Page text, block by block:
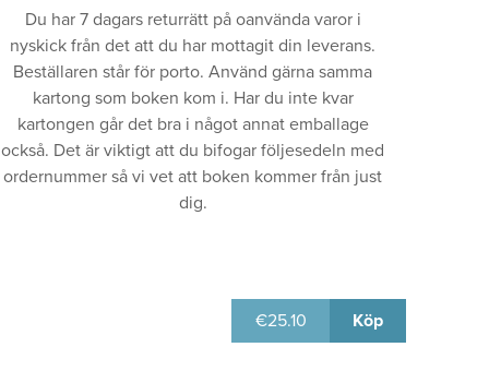
Du har 7 dagars returrätt på oanvända varor i
nyskick från det att du har mottagit din leverans.
Beställaren står för porto. Använd gärna samma
kartong som boken kom i. Har du inte kvar
kartongen går det bra i något annat emballage
också. Det är viktigt att du bifogar följesedeln med
ordernummer så vi vet att boken kommer från just
dig.
€25.10 Köp